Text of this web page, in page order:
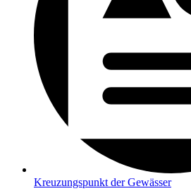
Kreuzungspunkt der Gewässer